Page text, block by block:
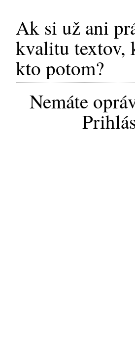
Ak si už ani
kvalitu textov,
kto potom?
Nemáte